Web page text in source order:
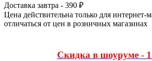
Доставка завтра - 390 ₽
Цена действительна только для интернет-
отличаться от цен в розничных магазинах
Скидка в шоуруме -